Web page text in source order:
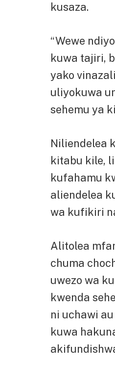
kusaza.
“Wewe
kuwa tajiri,
yako
uliyokuwa
sehemu ya
Niliendelea
kitabu kile,
kufahamu
aliendelea
wa kufikiri
Alitolea
chuma
uwezo wa
kwenda
ni uchawi
kuwa